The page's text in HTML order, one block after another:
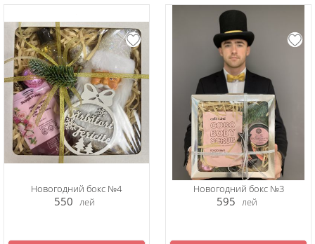
Новогодний бокс №4
550 лей
Новогодний бокс №3
595 лей